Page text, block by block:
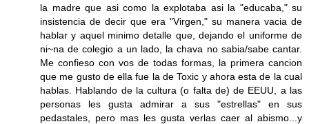
la madre que asi como la explotaba asi la "educaba," su
insistencia de decir que era "Virgen," su manera vacia de
hablar y aquel minimo detalle que, dejando el uniforme de
ni~na de colegio a un lado, la chava no sabia/sabe cantar.
Me confieso con vos de todas formas, la primera cancion
que me gusto de ella fue la de Toxic y ahora esta de la cual
hablas. Hablando de la cultura (o falta de) de EEUU, a las
personas les gusta admirar a sus "estrellas" en sus
pedastales, pero mas les gusta verlas caer al abismo...y